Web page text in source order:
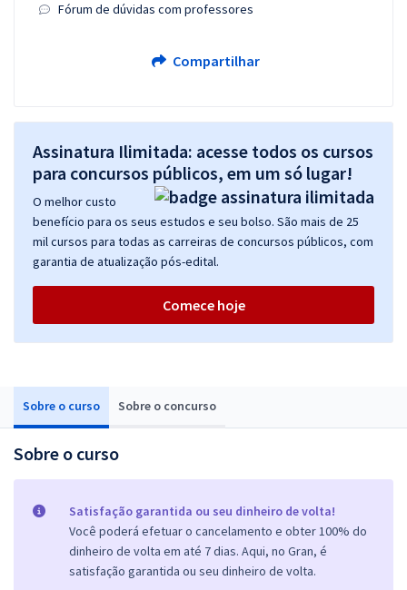
Sobre o curso Sobre o concurso
Sobre o curso
Satisfação garantida ou seu dinheiro de volta!
Você poderá efetuar o cancelamento e obter 100% do
dinheiro de volta em até 7 dias. Aqui, no Gran, é
satisfação garantida ou seu dinheiro de volta.
Fórum de dúvidas com professores
Compartilhar
Assinatura Ilimitada: acesse todos os cursos
para concursos públicos, em um só lugar!
O melhor custo
benefício para os seus estudos e seu bolso. São mais de 25
mil cursos para todas as carreiras de concursos públicos, com
garantia de atualização pós-edital.
Comece hoje